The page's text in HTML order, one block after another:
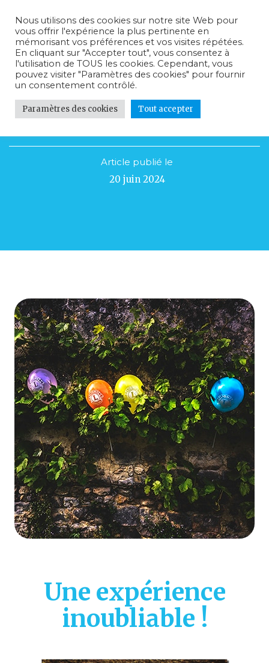
Tellement plus qu’un Rallye…
Article publié le
20 juin 2024
Une expérience
inoubliable !
Nous utilisons des cookies sur notre site Web pour
vous offrir l'expérience la plus pertinente en
mémorisant vos préférences et vos visites répétées.
En cliquant sur "Accepter tout", vous consentez à
l'utilisation de TOUS les cookies. Cependant, vous
pouvez visiter "Paramètres des cookies" pour fournir
un consentement contrôlé.
Paramètres des cookies Tout accepter